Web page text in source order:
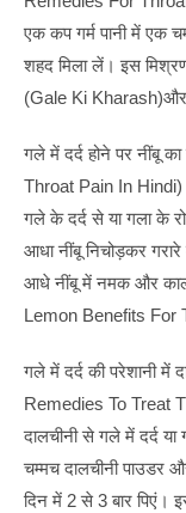
एक कप गर्म पानी में एक
शहद मिला लें। इस
(gale Ki Kharash)और
गले में दर्द होने पर नींबू
Throat Pain In Hindi)
गले के दर्द से या गला के
आधा नींबू निचोड़कर
आधे नींबू में नमक और
Lemon Benefits For
गले में दर्द की परेशानी में
Remedies To Treat
दालचीनी से गले में दर्द या
चम्मच दालचीनी पाउडर
दिन में 2 से 3 बार पिएं।